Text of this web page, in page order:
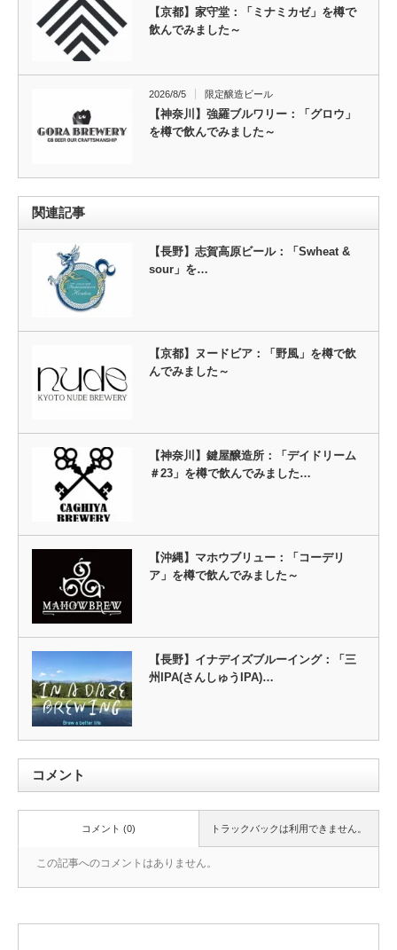
【京都】家守堂：「ミナミカゼ」を樽で
飲んでみました～
2026/8/5 限定醸造ビール
【神奈川】強羅ブルワリー：「グロウ」
を樽で飲んでみました～
関連記事
【長野】志賀高原ビール：「Swheat &
sour」を…
【京都】ヌードビア：「野風」を樽で飲
んでみました～
【神奈川】鍵屋醸造所：「デイドリーム
＃23」を樽で飲んでみました…
【沖縄】マホウブリュー：「コーデリ
ア」を樽で飲んでみました～
【長野】イナデイズブルーイング：「三
州IPA(さんしゅうIPA)…
コメント
トラックバックは利用できません。
コメント (0)
この記事へのコメントはありません。